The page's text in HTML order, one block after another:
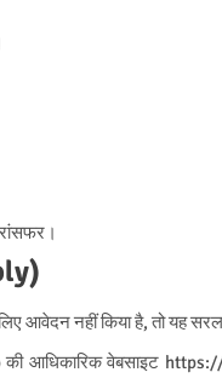
नहीं किया है, तो यह सरल
आधिकारिक वेबसाइट